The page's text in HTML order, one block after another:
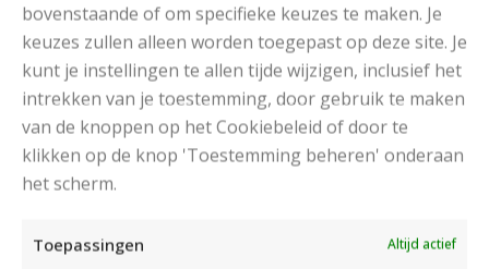
bovenstaande of om specifieke keuzes te maken. Je
keuzes zullen alleen worden toegepast op deze site. Je
kunt je instellingen te allen tijde wijzigen, inclusief het
intrekken van je toestemming, door gebruik te maken
van de knoppen op het Cookiebeleid of door te
klikken op de knop 'Toestemming beheren' onderaan
het scherm.
Toepassingen
Altijd actief
DAMESJAS BREIEN VAN HEERLIJK ZACHT GAREN